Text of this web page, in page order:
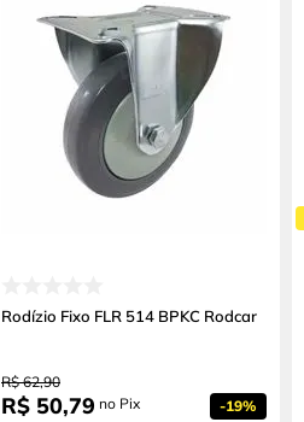
Rodízio Fixo FLR 514 BPKC Rodcar
R$ 62,90
R$ 50,79 no Pix -19%